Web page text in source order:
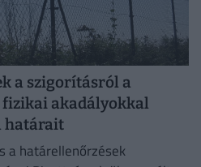
a szigorításról a
akadályokkal
határait
a határellenőrzések